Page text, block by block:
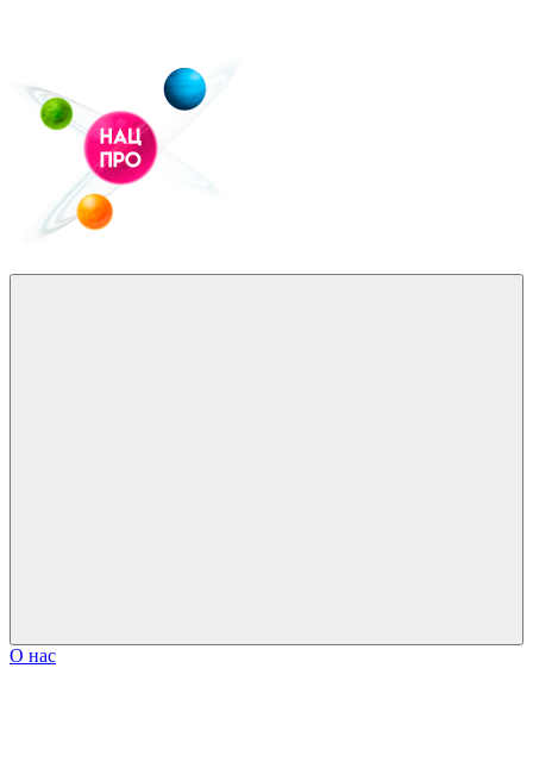
О нас